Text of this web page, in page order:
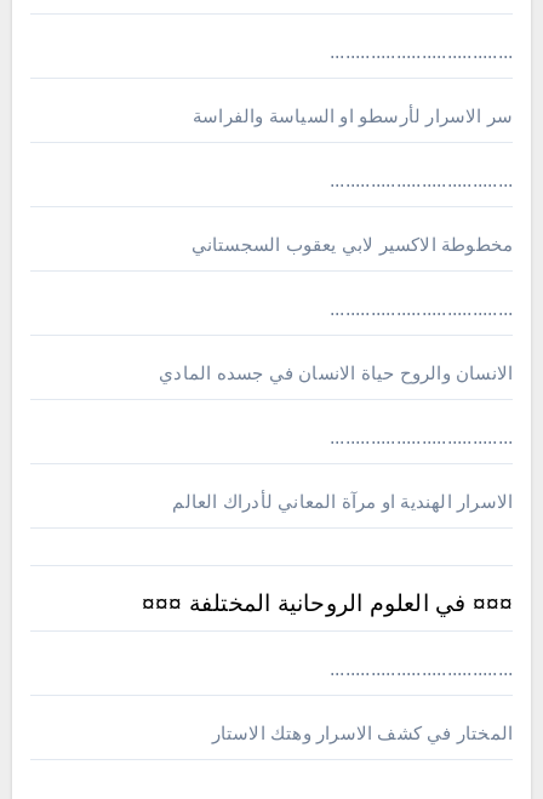
....................................
سر الاسرار لأرسطو او السياسة والفراسة
....................................
مخطوطة الاكسير لابي يعقوب السجستاني
....................................
الانسان والروح حياة الانسان في جسده المادي
....................................
الاسرار الهندية او مرآة المعاني لأدراك العالم
¤¤¤ في العلوم الروحانية المختلفة ¤¤¤
....................................
المختار في كشف الاسرار وهتك الاستار